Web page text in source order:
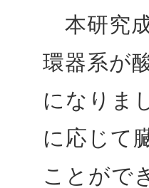
本研究
環器系が
になりま
に応じて
ことがで